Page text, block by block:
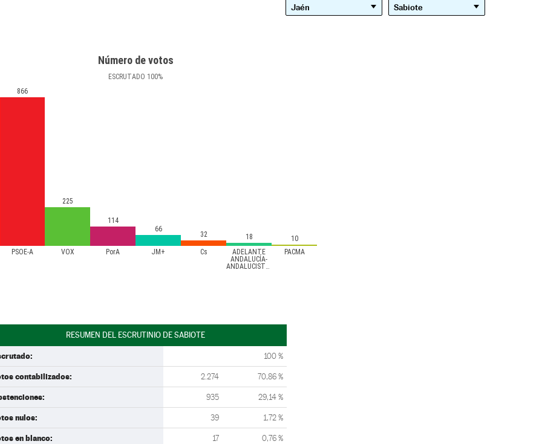
Número de votos
ESCRUTADO 100%
PSOE-A VOX PorA JM+ Cs
ADELANTE
ANDALUCÍA-
ANDALUCISTAS
PACMA
866
225
114
66
32 18 10
RESUMEN DEL ESCRUTINIO DE SABIOTE
100 %
contabilizados: 2.274 70,86 %
935 29,14 %
nulos: 39 1,72 %
en blanco: 17 0,76 %